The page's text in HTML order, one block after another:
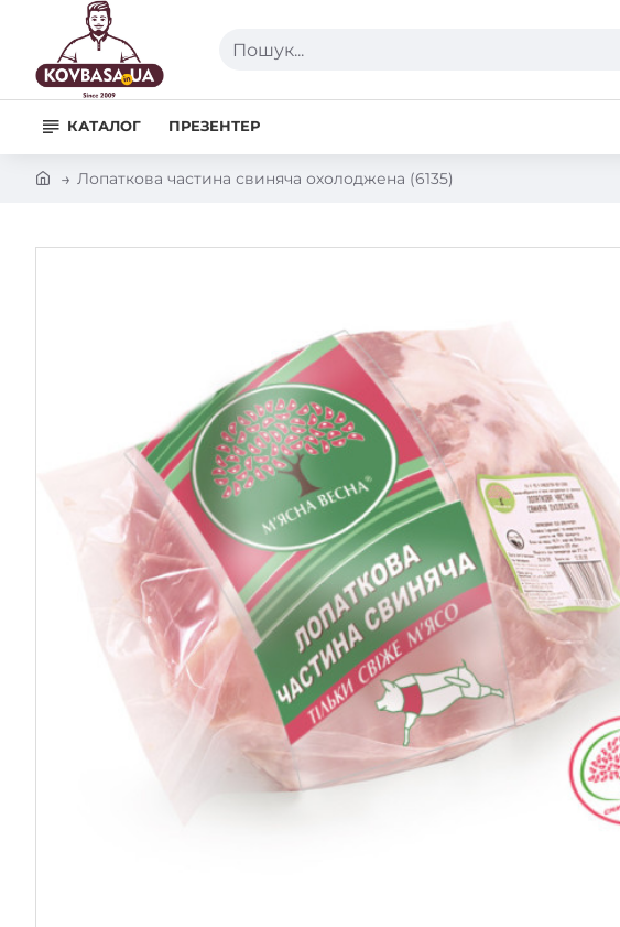
Пошук...
КАТАЛОГ ПРЕЗЕНТЕР
e
Лопаткова частина свиняча охолоджена (6135)